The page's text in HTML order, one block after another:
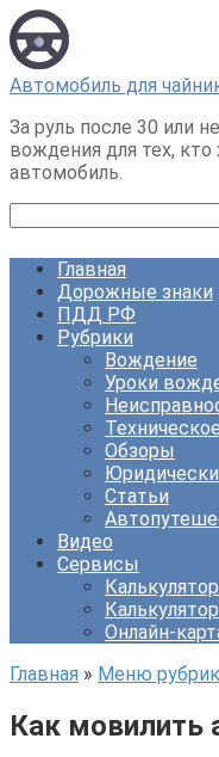
Перейти
к
контенту
Автомобиль для
За руль после 30 или
вождения для тех, кто
автомобиль.
Главная
Дорожные знаки
ПДД РФ
Рубрики
Вождение
Уроки
Обзоры
Статьи
Видео
Сервисы
Онлайн-
Главная » Меню рубрик
Как мовилить